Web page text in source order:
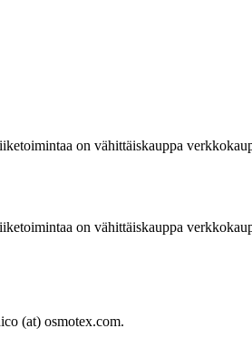
on vähittäiskauppa
(at) osmotex.com.
on vähittäiskauppa
(at) osmotex.com.